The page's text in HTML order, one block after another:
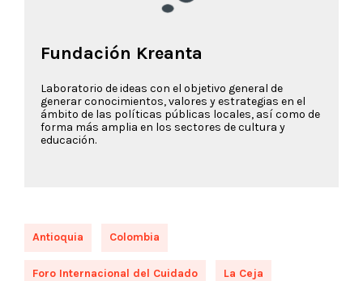
Fundación Kreanta
Laboratorio de ideas con el objetivo general de
generar conocimientos, valores y estrategias en el
ámbito de las políticas públicas locales, así como de
forma más amplia en los sectores de cultura y
educación.
Antioquia Colombia
Foro Internacional del Cuidado La Ceja